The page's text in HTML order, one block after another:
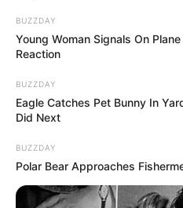
BUZZDAY
Young Woman Signals On
Reaction
BUZZDAY
Eagle Catches Pet Bunny In
Did Next
BUZZDAY
Polar Bear Approaches